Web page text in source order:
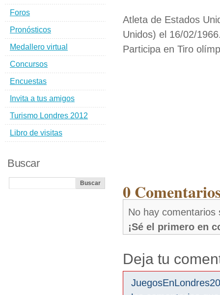
Atleta de Estados
Unidos) el 16/02/
Participa en Tiro
0
No hay
¡Sé el primero en
Deja tu
Foros
Pronósticos
Medallero virtual
Concursos
Encuestas
Invita a tus amigos
Turismo Londres 2012
Libro de visitas
Buscar